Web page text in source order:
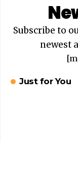
Subscribe to
newest
Just for You